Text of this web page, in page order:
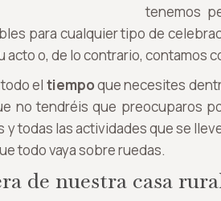
tenemos
para cualquier tipo de
acto o, de lo contrario,
el tiempoque necesites
no tendréis que preocuparos
y todas las actividades que se
todo vaya sobre ruedas.
de nuestra casa